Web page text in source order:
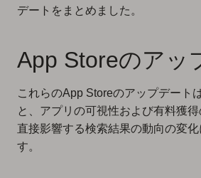
デートをまとめました。
App Storeのアッ
これらのApp Storeのアップデート
と、アプリの可視性および有料獲
直接影響する検索結果の動向の変
す。